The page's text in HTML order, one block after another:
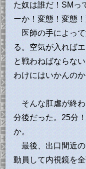
た奴は誰だ！SMっ
ーか！変態！変態！
医師の手によって
る。空気が入れば
と戦わねばならな
わけにはいかんの
そんな肛虐が終わ
分後だった。25分
か。
最後、出口間近の
動員して内視鏡を